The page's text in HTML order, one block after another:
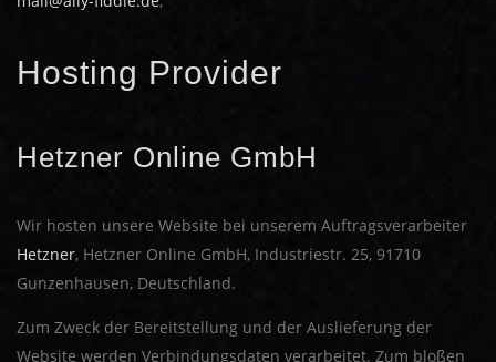
Hosting Provider
Hetzner Online GmbH
Wir hosten unsere Website bei unserem Auftragsverarbeiter
Hetzner, Hetzner Online GmbH, Industriestr. 25, 91710
Gunzenhausen, Deutschland.
Zum Zweck der Bereitstellung und der Auslieferung der
Website werden Verbindungsdaten verarbeitet. Zum bloßen